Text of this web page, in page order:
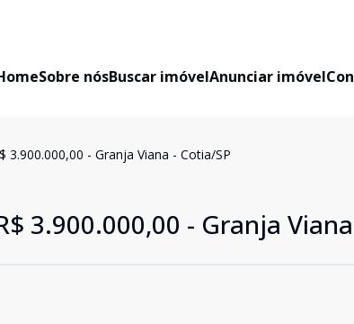
Sobre nósBuscar imóvelAnunciar imóvel
3.900.000,00 - Granja Viana - Cotia/SP
3.900.000,00 - Granja